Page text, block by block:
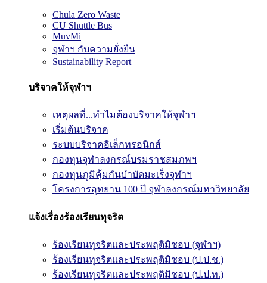
Chula Zero Waste
CU Shuttle Bus
MuvMi
จุฬาฯ กับความยั่งยืน
Sustainability Report
บริจาคให้จุฬาฯ
เหตุผลที่...ทำไมต้องบริจาคให้จุฬาฯ
เริ่มต้นบริจาค
ระบบบริจาคอิเล็กทรอนิกส์
กองทุนจุฬาลงกรณ์บรมราชสมภพฯ
กองทุนภูมิคุ้มกันบำบัดมะเร็งจุฬาฯ
โครงการอุทยาน 100 ปี จุฬาลงกรณ์มหาวิทยาลัย
แจ้งเรื่องร้องเรียนทุจริต
ร้องเรียนทุจริตและประพฤติมิชอบ (จุฬาฯ)
ร้องเรียนทุจริตและประพฤติมิชอบ (ป.ป.ช.)
ร้องเรียนทุจริตและประพฤติมิชอบ (ป.ป.ท.)